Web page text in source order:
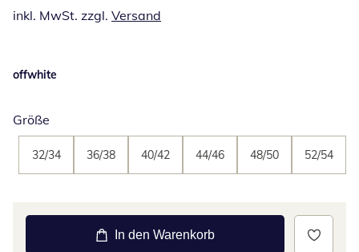
inkl. MwSt. zzgl. Versand
offwhite
Größe
32/34 36/38 40/42 44/46 48/50 52/54
In den Warenkorb